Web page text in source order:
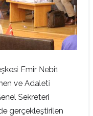
Emir Nebi1
ve Adaleti
Sekreteri
gerçekleştirilen